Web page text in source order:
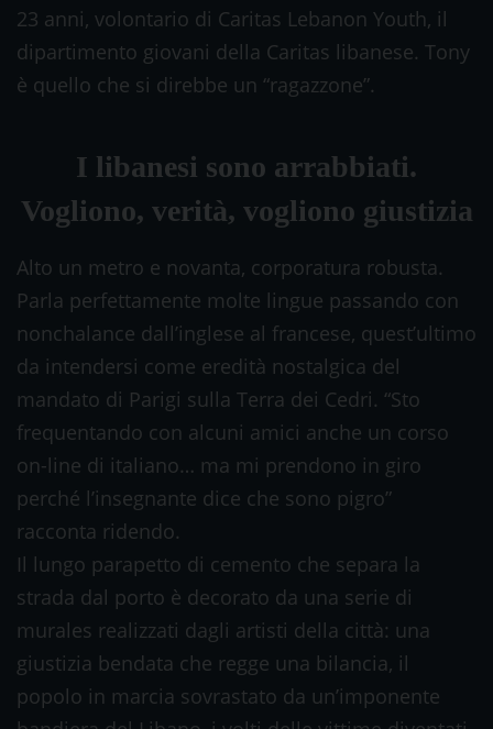
23 anni, volontario di Caritas Lebanon Youth, il
dipartimento giovani della Caritas libanese. Tony
è quello che si direbbe un “ragazzone”.
I libanesi sono arrabbiati.
Vogliono, verità, vogliono giustizia
Alto un metro e novanta, corporatura robusta.
Parla perfettamente molte lingue passando con
nonchalance dall’inglese al francese, quest’ultimo
da intendersi come eredità nostalgica del
mandato di Parigi sulla Terra dei Cedri. “Sto
frequentando con alcuni amici anche un corso
on-line di italiano… ma mi prendono in giro
perché l’insegnante dice che sono pigro”
racconta ridendo.
Il lungo parapetto di cemento che separa la
strada dal porto è decorato da una serie di
murales realizzati dagli artisti della città: una
giustizia bendata che regge una bilancia, il
popolo in marcia sovrastato da un’imponente